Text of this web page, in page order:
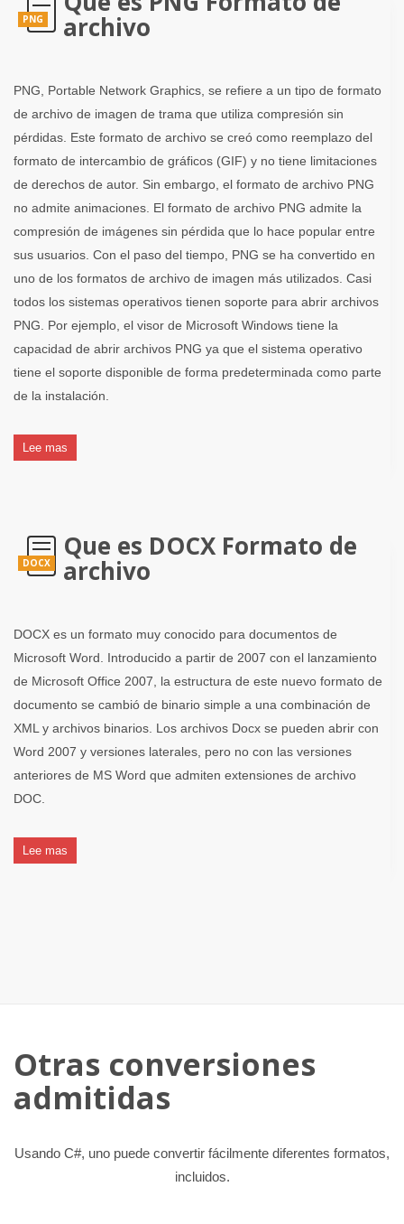
PNG archivo
PNG, Portable Network Graphics, se refiere a un tipo de formato
de archivo de imagen de trama que utiliza compresión sin
pérdidas. Este formato de archivo se creó como reemplazo del
formato de intercambio de gráficos (GIF) y no tiene limitaciones
de derechos de autor. Sin embargo, el formato de archivo PNG
no admite animaciones. El formato de archivo PNG admite la
compresión de imágenes sin pérdida que lo hace popular entre
sus usuarios. Con el paso del tiempo, PNG se ha convertido en
uno de los formatos de archivo de imagen más utilizados. Casi
todos los sistemas operativos tienen soporte para abrir archivos
PNG. Por ejemplo, el visor de Microsoft Windows tiene la
capacidad de abrir archivos PNG ya que el sistema operativo
tiene el soporte disponible de forma predeterminada como parte
de la instalación.
Lee mas
DOCX
Que es DOCX Formato de
archivo
DOCX es un formato muy conocido para documentos de
Microsoft Word. Introducido a partir de 2007 con el lanzamiento
de Microsoft Office 2007, la estructura de este nuevo formato de
documento se cambió de binario simple a una combinación de
XML y archivos binarios. Los archivos Docx se pueden abrir con
Word 2007 y versiones laterales, pero no con las versiones
anteriores de MS Word que admiten extensiones de archivo
DOC.
Lee mas
Otras conversiones
admitidas
Usando C#, uno puede convertir fácilmente diferentes formatos,
incluidos.